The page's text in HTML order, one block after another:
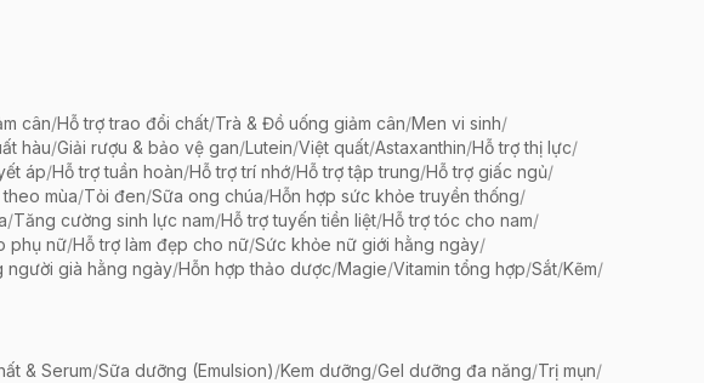
cân/Hỗ trợ trao đổi chất/Trà & Đồ uống giảm cân/Men vi sinh/
hàu/Giải rượu & bảo vệ gan/Lutein/Việt quất/Astaxanthin/Hỗ trợ thị lực/
áp/Hỗ trợ tuần hoàn/Hỗ trợ trí nhớ/Hỗ trợ tập trung/Hỗ trợ giấc ngủ/
mùa/Tỏi đen/Sữa ong chúa/Hỗn hợp sức khỏe truyền thống/
/Tăng cường sinh lực nam/Hỗ trợ tuyến tiền liệt/Hỗ trợ tóc cho nam/
phụ nữ/Hỗ trợ làm đẹp cho nữ/Sức khỏe nữ giới hằng ngày/
người già hằng ngày/Hỗn hợp thảo dược/Magie/Vitamin tổng hợp/Sắt/Kẽm/
& Serum/Sữa dưỡng (Emulsion)/Kem dưỡng/Gel dưỡng đa năng/Trị mụn/